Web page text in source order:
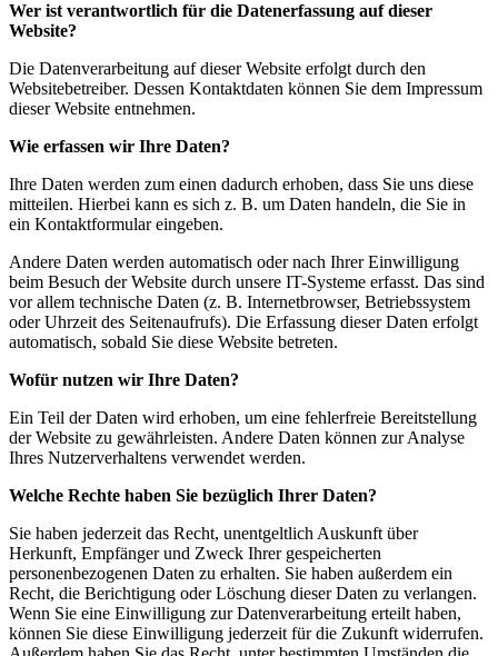
Wer ist verantwortlich für die Datenerfassung auf dieser
Website?
Die Datenverarbeitung auf dieser Website erfolgt durch den
Websitebetreiber. Dessen Kontaktdaten können Sie dem Impressum
dieser Website entnehmen.
Wie erfassen wir Ihre Daten?
Ihre Daten werden zum einen dadurch erhoben, dass Sie uns diese
mitteilen. Hierbei kann es sich z. B. um Daten handeln, die Sie in
ein Kontaktformular eingeben.
Andere Daten werden automatisch oder nach Ihrer Einwilligung
beim Besuch der Website durch unsere IT-Systeme erfasst. Das sind
vor allem technische Daten (z. B. Internetbrowser, Betriebssystem
oder Uhrzeit des Seitenaufrufs). Die Erfassung dieser Daten erfolgt
automatisch, sobald Sie diese Website betreten.
Wofür nutzen wir Ihre Daten?
Ein Teil der Daten wird erhoben, um eine fehlerfreie Bereitstellung
der Website zu gewährleisten. Andere Daten können zur Analyse
Ihres Nutzerverhaltens verwendet werden.
Welche Rechte haben Sie bezüglich Ihrer Daten?
Sie haben jederzeit das Recht, unentgeltlich Auskunft über
Herkunft, Empfänger und Zweck Ihrer gespeicherten
personenbezogenen Daten zu erhalten. Sie haben außerdem ein
Recht, die Berichtigung oder Löschung dieser Daten zu verlangen.
Wenn Sie eine Einwilligung zur Datenverarbeitung erteilt haben,
können Sie diese Einwilligung jederzeit für die Zukunft widerrufen.